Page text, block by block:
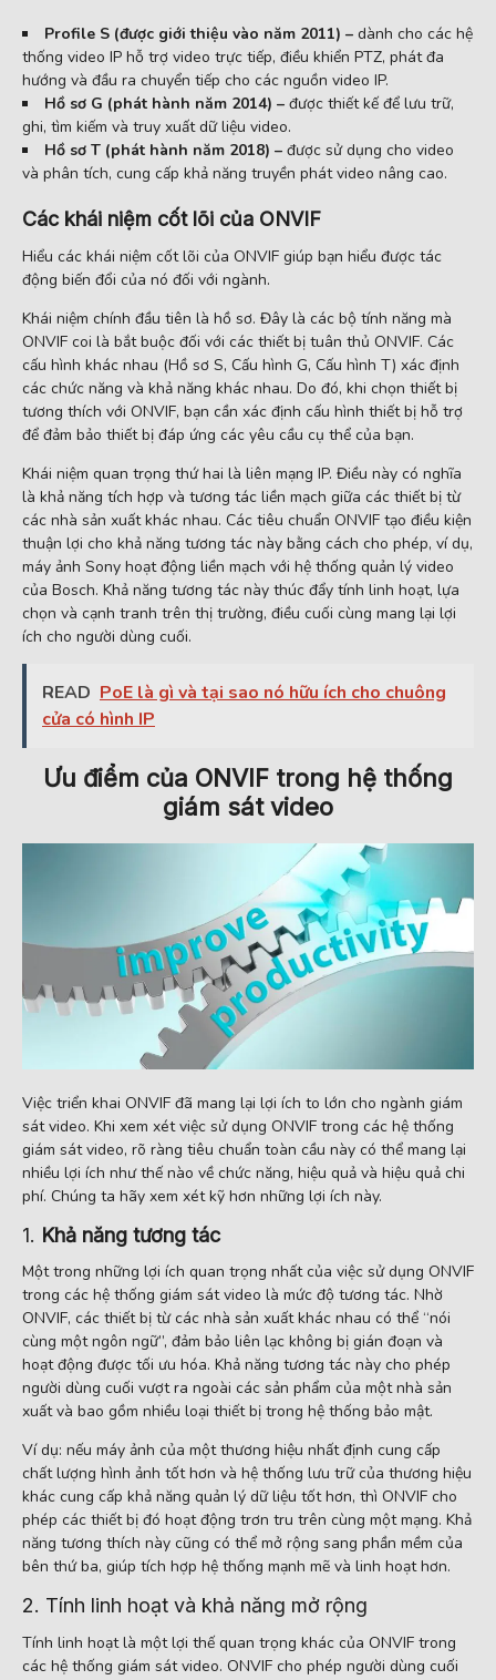
Profile S (được giới thiệu vào năm 2011) – dành cho các hệ
thống video IP hỗ trợ video trực tiếp, điều khiển PTZ, phát đa
hướng và đầu ra chuyển tiếp cho các nguồn video IP.
Hồ sơ G (phát hành năm 2014) – được thiết kế để lưu trữ,
ghi, tìm kiếm và truy xuất dữ liệu video.
Hồ sơ T (phát hành năm 2018) – được sử dụng cho video
và phân tích, cung cấp khả năng truyền phát video nâng cao.
Các khái niệm cốt lõi của ONVIF
Hiểu các khái niệm cốt lõi của ONVIF giúp bạn hiểu được tác
động biến đổi của nó đối với ngành.
Khái niệm chính đầu tiên là hồ sơ. Đây là các bộ tính năng mà
ONVIF coi là bắt buộc đối với các thiết bị tuân thủ ONVIF. Các
cấu hình khác nhau (Hồ sơ S, Cấu hình G, Cấu hình T) xác định
các chức năng và khả năng khác nhau. Do đó, khi chọn thiết bị
tương thích với ONVIF, bạn cần xác định cấu hình thiết bị hỗ trợ
để đảm bảo thiết bị đáp ứng các yêu cầu cụ thể của bạn.
Khái niệm quan trọng thứ hai là liên mạng IP. Điều này có nghĩa
là khả năng tích hợp và tương tác liền mạch giữa các thiết bị từ
các nhà sản xuất khác nhau. Các tiêu chuẩn ONVIF tạo điều kiện
thuận lợi cho khả năng tương tác này bằng cách cho phép, ví dụ,
máy ảnh Sony hoạt động liền mạch với hệ thống quản lý video
của Bosch. Khả năng tương tác này thúc đẩy tính linh hoạt, lựa
chọn và cạnh tranh trên thị trường, điều cuối cùng mang lại lợi
ích cho người dùng cuối.
READ PoE là gì và tại sao nó hữu ích cho chuông
cửa có hình IP
Ưu điểm của ONVIF trong hệ thống
giám sát video
Việc triển khai ONVIF đã mang lại lợi ích to lớn cho ngành giám
sát video. Khi xem xét việc sử dụng ONVIF trong các hệ thống
giám sát video, rõ ràng tiêu chuẩn toàn cầu này có thể mang lại
nhiều lợi ích như thế nào về chức năng, hiệu quả và hiệu quả chi
phí. Chúng ta hãy xem xét kỹ hơn những lợi ích này.
1. Khả năng tương tác
Một trong những lợi ích quan trọng nhất của việc sử dụng ONVIF
trong các hệ thống giám sát video là mức độ tương tác. Nhờ
ONVIF, các thiết bị từ các nhà sản xuất khác nhau có thể “nói
cùng một ngôn ngữ”, đảm bảo liên lạc không bị gián đoạn và
hoạt động được tối ưu hóa. Khả năng tương tác này cho phép
người dùng cuối vượt ra ngoài các sản phẩm của một nhà sản
xuất và bao gồm nhiều loại thiết bị trong hệ thống bảo mật.
Ví dụ: nếu máy ảnh của một thương hiệu nhất định cung cấp
chất lượng hình ảnh tốt hơn và hệ thống lưu trữ của thương hiệu
khác cung cấp khả năng quản lý dữ liệu tốt hơn, thì ONVIF cho
phép các thiết bị đó hoạt động trơn tru trên cùng một mạng. Khả
năng tương thích này cũng có thể mở rộng sang phần mềm của
bên thứ ba, giúp tích hợp hệ thống mạnh mẽ và linh hoạt hơn.
2. Tính linh hoạt và khả năng mở rộng
Tính linh hoạt là một lợi thế quan trọng khác của ONVIF trong
các hệ thống giám sát video. ONVIF cho phép người dùng cuối